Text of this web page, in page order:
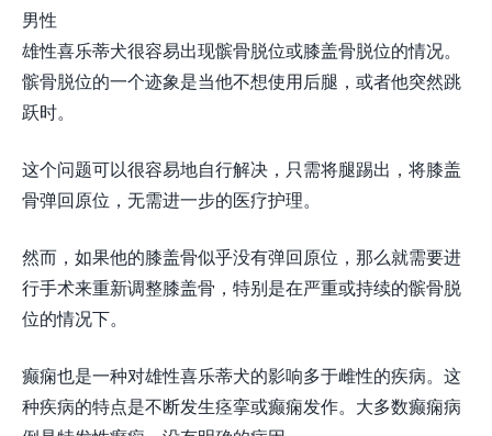
男性
雄性喜乐蒂犬很容易出现髌骨脱位或膝盖骨脱位的情况。
髌骨脱位的一个迹象是当他不想使用后腿，或者他突然跳
跃时。
这个问题可以很容易地自行解决，只需将腿踢出，将膝盖
骨弹回原位，无需进一步的医疗护理。
然而，如果他的膝盖骨似乎没有弹回原位，那么就需要进
行手术来重新调整膝盖骨，特别是在严重或持续的髌骨脱
位的情况下。
癫痫也是一种对雄性喜乐蒂犬的影响多于雌性的疾病。这
种疾病的特点是不断发生痉挛或癫痫发作。大多数癫痫病